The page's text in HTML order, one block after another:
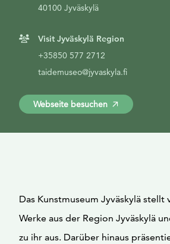
40100 Jyväskylä
Visit Jyväskylä Region
+35850 577 2712
taidemuseo@jyvaskyla.fi
Webseite besuchen
Das Kunstmuseum Jyväskylä stellt
Werke aus der Region Jyväskylä
zu ihr aus. Darüber hinaus